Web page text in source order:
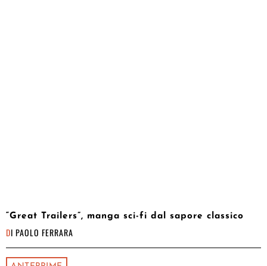
“Great Trailers”, manga sci-fi dal sapore classico
DI PAOLO FERRARA